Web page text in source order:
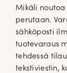
Mikäli
perutaan.
sähköposti
tuotevaraus
tehdessä
tekstiviestin,